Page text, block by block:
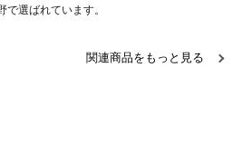
選ばれています。
関連商品をもっと見る